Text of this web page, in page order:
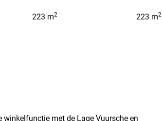
223 m2 223 m2
winkelfunctie met de Lage Vuursche en